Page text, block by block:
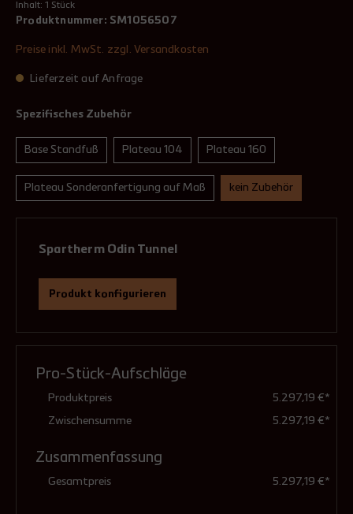
Inhalt: 1 Stück
Produktnummer: SM1056507
Preise inkl. MwSt. zzgl. Versandkosten
Lieferzeit auf Anfrage
Spezifisches Zubehör
Base Standfuß Plateau 104 Plateau 160
Plateau Sonderanfertigung auf Maß kein Zubehör
Spartherm Odin Tunnel
Produkt konfigurieren
mit Deckenmontagesystem
mit erhöhtem Ascheschweller Odin
mit Außenluftanschluss (Set)
mit konischer Abgasmündung Ø
Pro-Stück-Aufschläge
Produktpreis 5.297,19 €*
Zwischensumme 5.297,19 €*
Zusammenfassung
Gesamtpreis 5.297,19 €*